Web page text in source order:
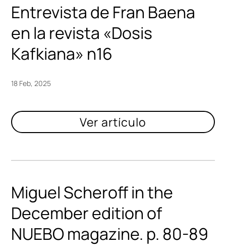
Entrevista de Fran Baena
en la revista «Dosis
Kafkiana» n16
18 Feb, 2025
Miguel Scheroff in the
December edition of
NUEBO magazine. p. 80-89